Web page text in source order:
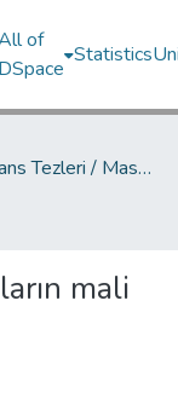
of
DSpace
Statistics
Yüksek Lisans Tezleri / Master's Theses
mali